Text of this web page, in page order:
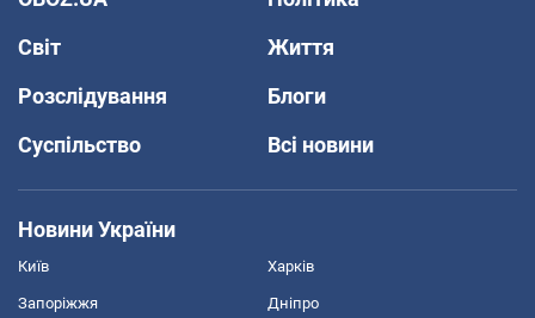
Світ
Життя
Розслідування
Блоги
Суспільство
Всі новини
Новини України
Київ Харків
Запоріжжя Дніпро